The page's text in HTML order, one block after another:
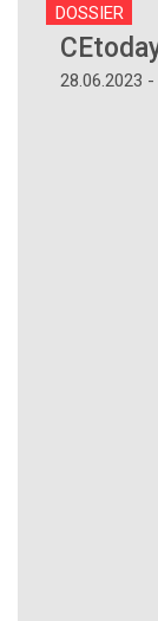
DOSSIER
28.06.2023